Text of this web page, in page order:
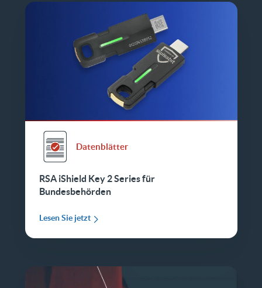
Datenblätter
RSA iShield Key 2 Series für
Bundesbehörden
Lesen Sie jetzt